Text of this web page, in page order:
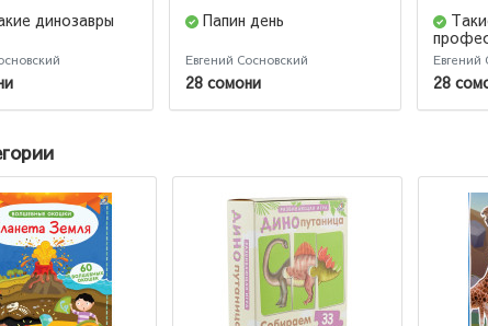
динозавры Папин день
Евгений Сосновский
28 сомони
Евгений
28